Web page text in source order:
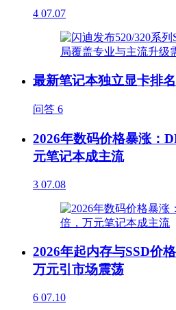
4 07.07
最新笔记本独立显卡排名
问答 6
2026年数码价格暴涨：
元笔记本成主流
3 07.08
2026年起内存与SSD价
万元引市场震荡
6 07.10